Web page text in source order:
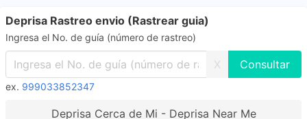
Deprisa Rastreo envio (Rastrear guia)
Ingresa el No. de guía (número de rastreo)
X
ex. 999033852347
Deprisa Cerca de Mi - Deprisa Near Me